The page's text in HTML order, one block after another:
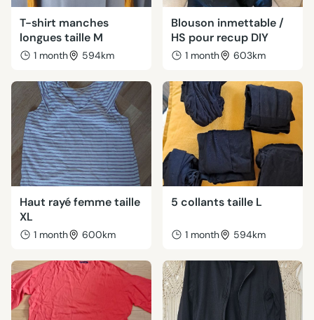
T-shirt manches
longues taille M
1 month 594km
Blouson inmettable /
HS pour recup DIY
1 month 603km
Haut rayé femme taille
XL
1 month 600km
5 collants taille L
1 month 594km